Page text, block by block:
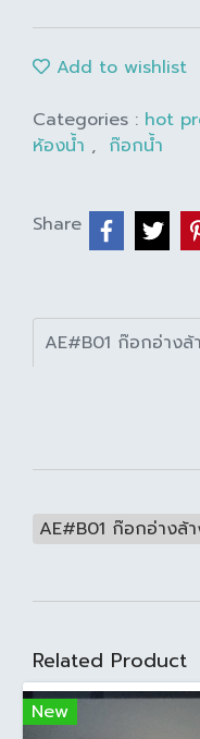
Add to wishlist
Categories : hot
ห้องน้ำ , ก๊อกน้ำ
Share
AE#B01 ก๊อกอ่างล้
AE#B01 ก๊อกอ่างล้
Related Product
New